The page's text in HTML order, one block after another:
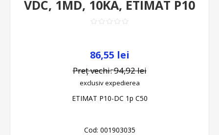
VDC, 1MD, 10KA, ETIMAT P10
86,55 lei
Preț vechi:94,92 lei
exclusivexpedierea
ETIMAT P10-DC 1p C50
Cod: 001903035